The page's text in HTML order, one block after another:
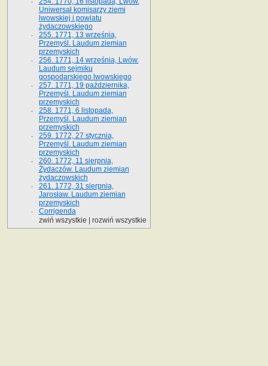
Uniwersał komisarzy ziemi
lwowskiej i powiatu
żydaczowskiego
255. 1771, 13 września,
Przemyśl. Laudum ziemian
przemyskich
256. 1771, 14 września, Lwów.
Laudum sejmiku
gospodarskiego lwowskiego
257. 1771, 19 października,
Przemyśl. Laudum ziemian
przemyskich
258. 1771, 6 listopada,
Przemyśl. Laudum ziemian
przemyskich
259. 1772, 27 stycznia,
Przemyśl. Laudum ziemian
przemyskich
260. 1772, 11 sierpnia,
Żydaczów. Laudum ziemian
żydaczowskich
261. 1772, 31 sierpnia,
Jarosław. Laudum ziemian
przemyskich
Corrigenda
zwiń wszystkie
rozwiń wszystkie